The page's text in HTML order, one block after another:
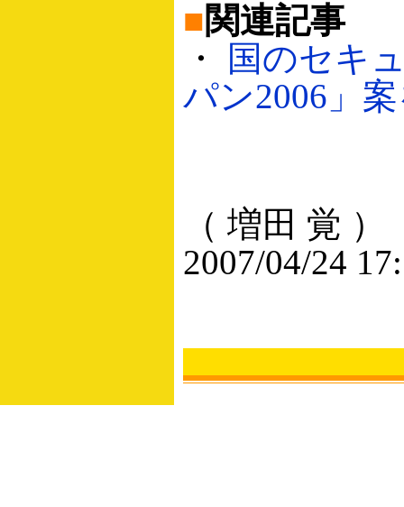
■関連記事
・
国のセキ
パン2006」
（ 増田 覚 ）
2007/04/24